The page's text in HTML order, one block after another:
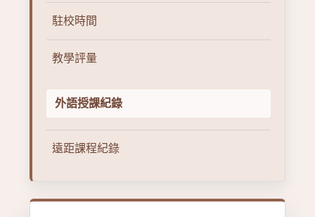
駐校時間
教學評量
外語授課紀錄
遠距課程紀錄